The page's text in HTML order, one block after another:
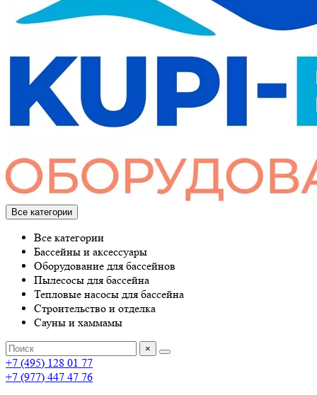
Все категории
Все категории
Бассейны и аксессуары
Оборудование для бассейнов
Пылесосы для бассейна
Тепловые насосы для бассейна
Строительство и отделка
Сауны и хаммамы
×
+7 (495) 128 01 77
+7 (977) 447 47 76